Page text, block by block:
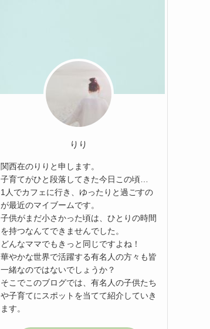
りり
関西在のりりと申します。
子育てがひと段落してきた今日この頃…
1人でカフェに行き、ゆったりと過ごすの
が最近のマイブームです。
子供がまだ小さかった頃は、ひとりの時間
を持つなんてできませんでした。
どんなママでもきっと同じですよね！
華やかな世界で活躍する有名人の方々も皆
一緒なのではないでしょうか？
そこでこのブログでは、有名人の子供たち
や子育てにスポットを当てて紹介していき
ます。